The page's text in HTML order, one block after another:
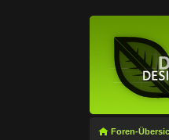
Foren-